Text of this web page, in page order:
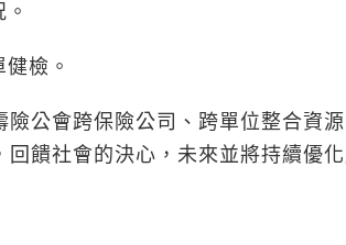
檢。
會跨保險公司、跨單位整合資源
饋社會的決心，未來並將持續優